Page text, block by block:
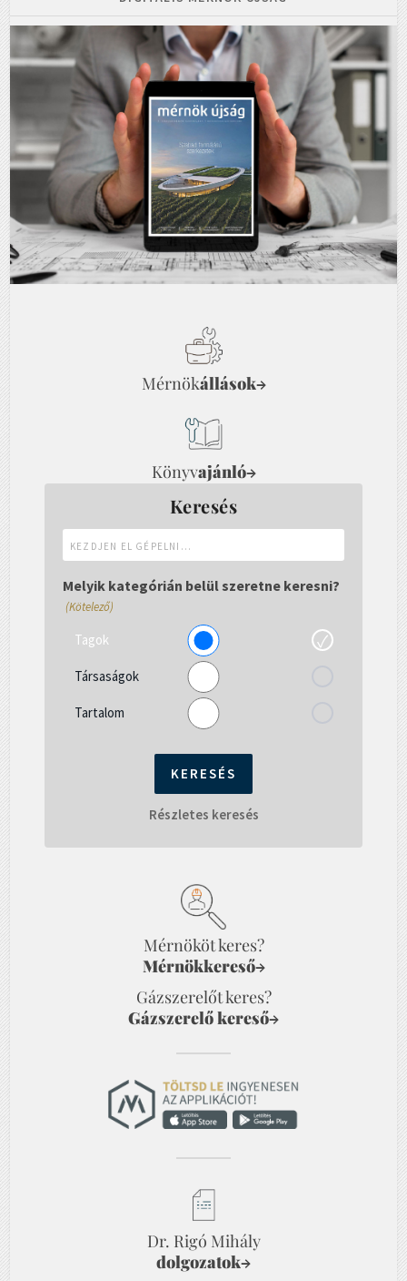
Mérnökállások→
Könyvajánló→
Keresés
el
gépelni...
Melyik kategórián belül szeretne keresni?
(Kötelező)
Tagok
Társaságok
Tartalom
Részletes keresés
Mérnököt keres?
Mérnökkereső→
Gázszerelőt keres?
Gázszerelő kereső→
Dr. Rigó Mihály
dolgozatok→